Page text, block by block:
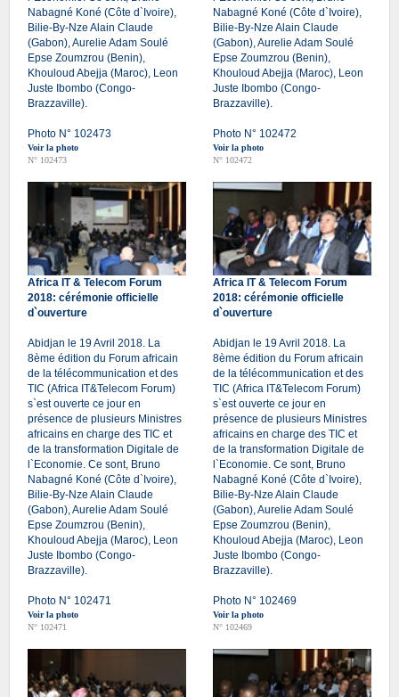
Nabagné Koné (Côte d`Ivoire),
Bilie-By-Nze Alain Claude
(Gabon), Aurelie Adam Soulé
Epse Zoumzrou (Benin),
Khouloud Abejja (Maroc), Leon
Juste Ibombo (Congo-
Brazzaville).
Photo N° 102473
Voir la photo
N° 102473
Nabagné Koné (Côte d`Ivoire),
Bilie-By-Nze Alain Claude
(Gabon), Aurelie Adam Soulé
Epse Zoumzrou (Benin),
Khouloud Abejja (Maroc), Leon
Juste Ibombo (Congo-
Brazzaville).
Photo N° 102472
Voir la photo
N° 102472
Africa IT & Telecom Forum
2018: cérémonie officielle
d`ouverture
Abidjan le 19 Avril 2018. La
8ème édition du Forum africain
de la télécommunication et des
TIC (Africa IT&Telecom Forum)
s`est ouverte ce jour en
présence de plusieurs Ministres
africains en charge des TIC et
de la transformation Digitale de
l`Economie. Ce sont, Bruno
Nabagné Koné (Côte d`Ivoire),
Bilie-By-Nze Alain Claude
(Gabon), Aurelie Adam Soulé
Epse Zoumzrou (Benin),
Khouloud Abejja (Maroc), Leon
Juste Ibombo (Congo-
Brazzaville).
Photo N° 102471
Voir la photo
N° 102471
Africa IT & Telecom Forum
2018: cérémonie officielle
d`ouverture
Abidjan le 19 Avril 2018. La
8ème édition du Forum africain
de la télécommunication et des
TIC (Africa IT&Telecom Forum)
s`est ouverte ce jour en
présence de plusieurs Ministres
africains en charge des TIC et
de la transformation Digitale de
l`Economie. Ce sont, Bruno
Nabagné Koné (Côte d`Ivoire),
Bilie-By-Nze Alain Claude
(Gabon), Aurelie Adam Soulé
Epse Zoumzrou (Benin),
Khouloud Abejja (Maroc), Leon
Juste Ibombo (Congo-
Brazzaville).
Photo N° 102469
Voir la photo
N° 102469